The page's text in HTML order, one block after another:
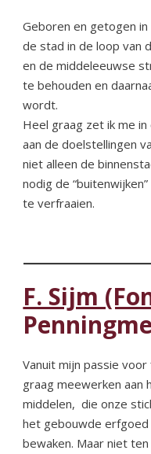
Geboren en getogen
de stad in de loop van
en de middeleeuwse
te behouden en
wordt.
Heel graag zet ik me
aan de doelstellingen
niet alleen de
nodig de
te verfraaien.
F. Sijm
Vanuit mijn passie voor
graag meewerken aan
middelen, die onze
het gebouwde
bewaken. Maar niet